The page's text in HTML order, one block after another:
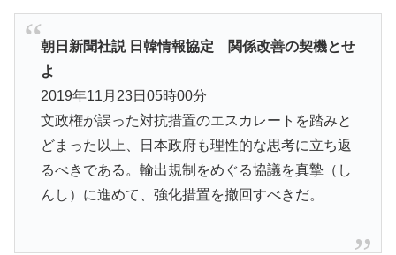
朝日新聞社説 日韓情報協定 関係改善の契機とせ
よ
2019年11月23日05時00分
文政権が誤った対抗措置のエスカレートを踏みと
どまった以上、日本政府も理性的な思考に立ち返
るべきである。輸出規制をめぐる協議を真摯（し
んし）に進めて、強化措置を撤回すべきだ。